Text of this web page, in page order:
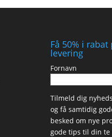
Få 50% i
levering
Fornavn
Tilmeld dig
og få samtidig
besked om nye
gode tips til din te